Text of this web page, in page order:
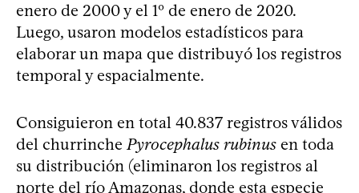
enero de 2000 y el 1º de enero de 2020.
Luego, usaron modelos estadísticos para
elaborar un mapa que distribuyó los registros
temporal y espacialmente.
Consiguieron en total 40.837 registros válidos
del churrinchePyrocephalus rubinus en toda
su distribución (eliminaron los registros al
norte del río Amazonas, donde esta especie